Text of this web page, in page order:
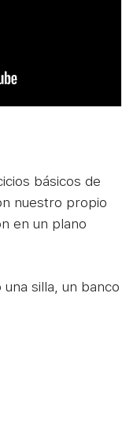
básicos de
nuestro propio
en un plano
silla, un banco